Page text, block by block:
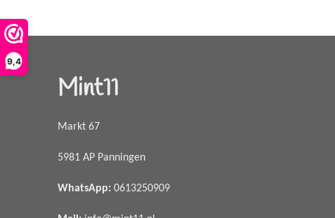
9,4
Mint11
Markt 67
5981 AP Panningen
WhatsApp: 0613250909